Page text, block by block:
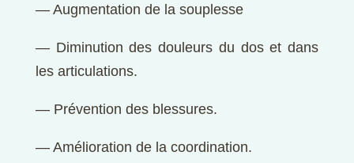
— Augmentation de la souplesse
— Diminution des douleurs du dos et dans
les articulations.
— Prévention des blessures.
— Amélioration de la coordination.